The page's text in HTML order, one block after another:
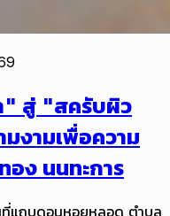
" สู่ "สครับผิว
งามเพื่อความ
อง นนทะการ
ที่แถบดอนหอยหลอด ตำบล